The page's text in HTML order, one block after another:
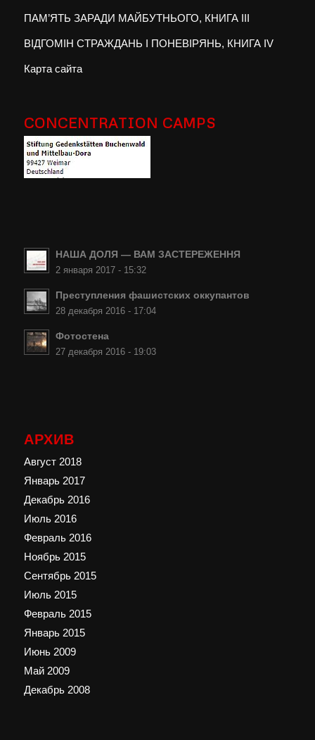
ПАМ’ЯТЬ ЗАРАДИ МАЙБУТНЬОГО, КНИГА III
ВІДГОМІН СТРАЖДАНЬ І ПОНЕВІРЯНЬ, КНИГА IV
Карта сайта
CONCENTRATION CAMPS
НАША ДОЛЯ — ВАМ ЗАСТЕРЕЖЕННЯ
2 января 2017 - 15:32
Преступления фашистских оккупантов
28 декабря 2016 - 17:04
Фотостена
27 декабря 2016 - 19:03
АРХИВ
Август 2018
Январь 2017
Декабрь 2016
Июль 2016
Февраль 2016
Ноябрь 2015
Сентябрь 2015
Июль 2015
Февраль 2015
Январь 2015
Июнь 2009
Май 2009
Декабрь 2008